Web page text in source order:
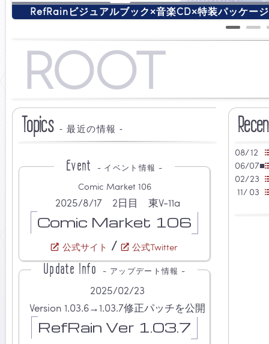
RefRainビジュアルブック×音楽CD×特装パッケ
RooT
Topics - 最近の情報 -
Event - イベント情報 -
Comic Market 106
2025/8/17 2日目 東V-11a
Comic Market 106
公式サイト / 公式Twitter
Update Info - アップデート情報 -
2025/02/23
Version 1.03.6→1.03.7修正パッチを公開
RefRain Ver 1.03.7
08/12
06/07■
02/23
11/ 03